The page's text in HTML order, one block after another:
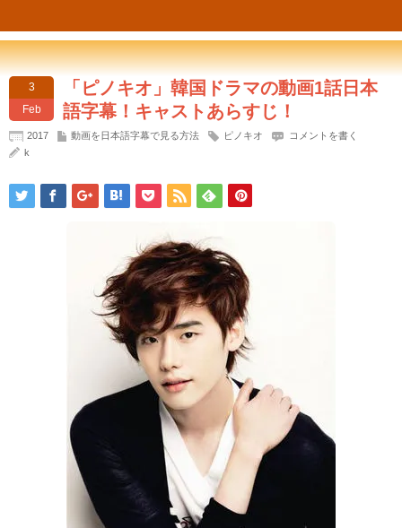
3
Feb
「ピノキオ」韓国ドラマの動画1話日本
語字幕！キャストあらすじ！
2017 動画を日本語字幕で見る方法 ピノキオ
コメントを書く
k